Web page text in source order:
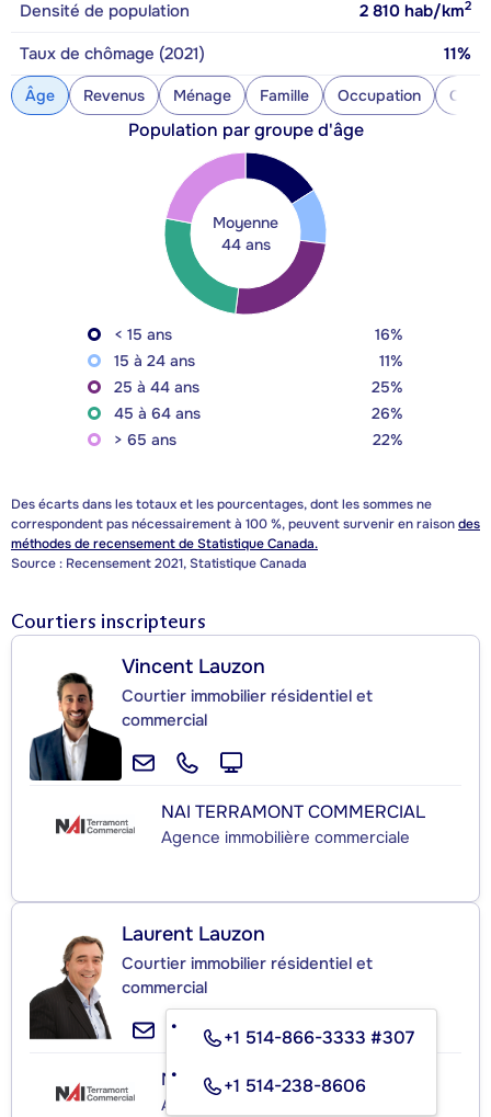
Densité de population 2 810 hab/km2
Taux de chômage (2021) 11%
Âge Revenus Ménage Famille Occupation
Population par groupe d'âge
Moyenne
44 ans
< 15 ans
16%
15 à 24 ans
11%
25 à 44 ans
25%
45 à 64 ans
26%
> 65 ans
22%
Des écarts dans les totaux et les pourcentages, dont les sommes ne
correspondent pas nécessairement à 100 %, peuvent survenir en raisondes
méthodes de recensement de Statistique Canada.
Source : Recensement 2021, Statistique Canada
Courtiers inscripteurs
Vincent Lauzon
Courtier immobilier résidentiel et
commercial
NAI TERRAMONT COMMERCIAL
Agence immobilière commerciale
Laurent Lauzon
Courtier immobilier résidentiel et
commercial
+1 514-866-3333 #307
+1 514-238-8606
NAI TERRAMONT COMMERCIAL
Agence immobilière commerciale